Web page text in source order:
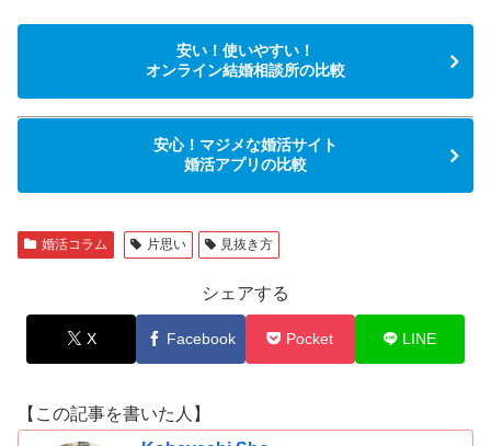
安い！使いやすい！
オンライン結婚相談所の比較
安心！マジメな婚活サイト
婚活アプリの比較
婚活コラム 片思い 見抜き方
シェアする
X Facebook Pocket LINE
【この記事を書いた人】